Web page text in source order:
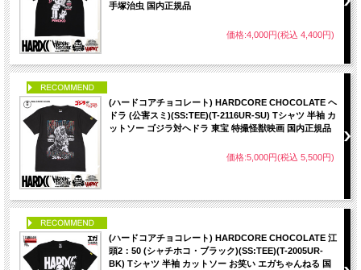
手塚治虫 国内正規品
価格:4,000円(税込 4,400円)
(ハードコアチョコレート) HARDCORE CHOCOLATE ヘ
ドラ (公害スミ)(SS:TEE)(T-2116UR-SU) Tシャツ 半袖 カ
ットソー ゴジラ対ヘドラ 東宝 特撮怪獣映画 国内正規品
価格:5,000円(税込 5,500円)
(ハードコアチョコレート) HARDCORE CHOCOLATE 江
頭2：50 (シャチホコ・ブラック)(SS:TEE)(T-2005UR-
BK) Tシャツ 半袖 カットソー お笑い エガちゃんねる 国